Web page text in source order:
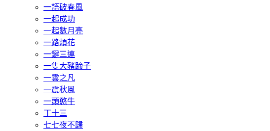
一語破春風
一起成功
一起數月亮
一路煩花
一鍵三連
一隻大豬蹄子
一雲之凡
一震秋風
一頭憨牛
丁十三
七七夜不歸